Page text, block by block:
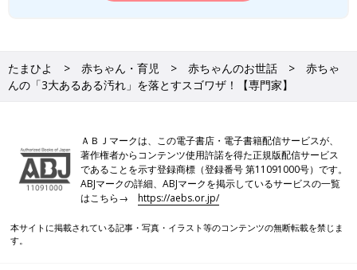
たまひよ 赤ちゃん・育児 赤ちゃんのお世話
赤ちゃ
んの「3大あるある汚れ」を落とすスゴワザ！【専門家】
ＡＢＪマークは、この電子書店・電子書籍配信サービスが、
著作権者からコンテンツ使用許諾を得た正規版配信サービス
であることを示す登録商標（登録番号 第11091000号）です。
ABJマークの詳細、ABJマークを掲示しているサービスの一覧
はこちら→https://aebs.or.jp/
本サイトに掲載されている記事・写真・イラスト等のコンテンツの無断転載を禁じま
す。